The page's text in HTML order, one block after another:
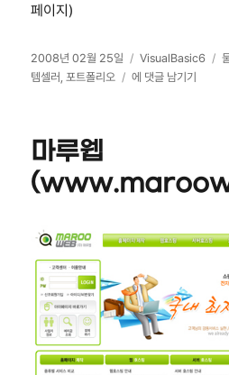
페이지)
작
성
2008년 02월 25일
카
테
VisualBasic6
템셀러 포트폴리오
물
기
이
셀
러
에 댓글 남기기
마루웹